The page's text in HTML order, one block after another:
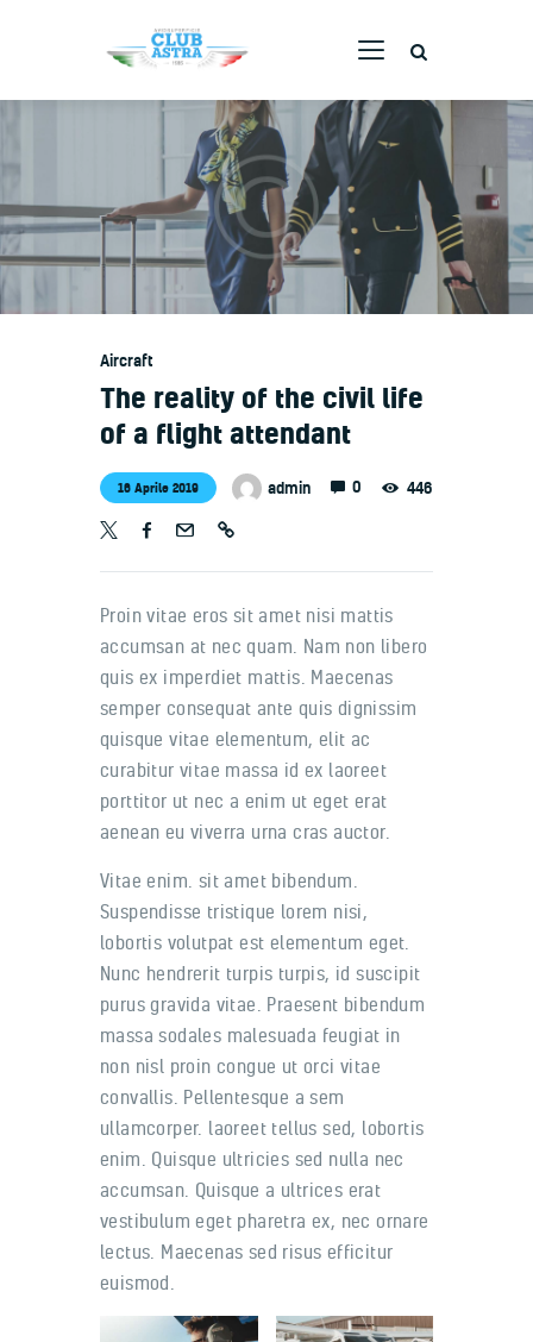
La tua scuola volo
Corsi
Servizi
Webcam
Contatti
Aircraft
The reality of the civil life
of a flight attendant
16 Aprile 2019 admin 0 446
Proin vitae eros sit amet nisi mattis
accumsan at nec quam. Nam non libero
quis ex imperdiet mattis. Maecenas
semper consequat ante quis dignissim
quisque vitae elementum, elit ac
curabitur vitae massa id ex laoreet
porttitor ut nec a enim ut eget erat
aenean eu viverra urna cras auctor.
Vitae enim. sit amet bibendum.
Suspendisse tristique lorem nisi,
lobortis volutpat est elementum eget.
Nunc hendrerit turpis turpis, id suscipit
purus gravida vitae. Praesent bibendum
massa sodales malesuada feugiat in
non nisl proin congue ut orci vitae
convallis. Pellentesque a sem
ullamcorper. laoreet tellus sed, lobortis
enim. Quisque ultricies sed nulla nec
accumsan. Quisque a ultrices erat
vestibulum eget pharetra ex, nec ornare
lectus. Maecenas sed risus efficitur
euismod.